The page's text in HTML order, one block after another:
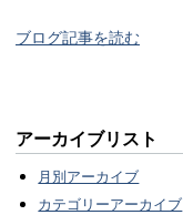
ブログ記事を読む
アーカイブリスト
月別アーカイブ
カテゴリーアーカイブ